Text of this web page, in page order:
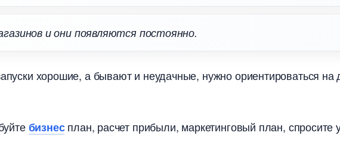
и они появляются постоянно.
хорошие, а бывают и неудачные, нужно ориентироваться на
изнесплан, расчет прибыли, маркетинговый план,